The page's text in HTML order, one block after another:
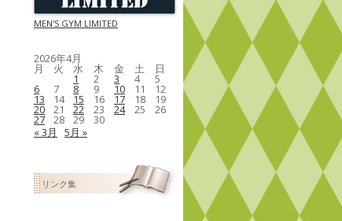
MEN'S GYM LIMITED
2026年4月
月 火 水 木 金 土 日
1 2 3 4 5
6 7 8 9 10 11 12
13 14 15 16 17 18 19
20 21 22 23 24 25 26
27 28 29
30
« 3月
5月 »
リンク集